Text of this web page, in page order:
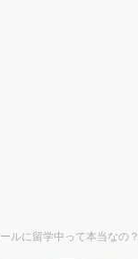
ルに留学中って本当なの？